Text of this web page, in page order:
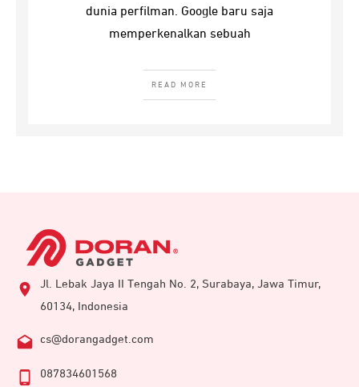
dunia perfilman. Google baru saja
memperkenalkan sebuah
READ MORE
Jl. Lebak Jaya II Tengah No. 2, Surabaya, Jawa Timur,
60134, Indonesia
cs@dorangadget.com
087834601568